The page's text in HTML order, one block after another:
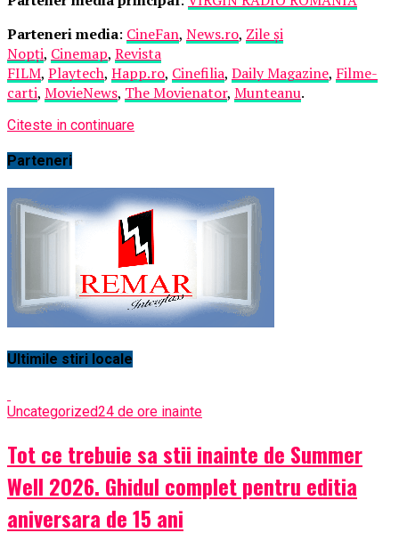
Parteneri media: CineFan, News.ro, Zile și
Nopți, Cinemap, Revista
FILM, Playtech, Happ.ro, Cinefilia, Daily Magazine, Filme-
carti, MovieNews, The Movienator, Munteanu.
Citeste in continuare
Parteneri
Ultimile stiri locale
Uncategorized24 de ore inainte
Tot ce trebuie sa stii inainte de Summer
Well 2026. Ghidul complet pentru editia
aniversara de 15 ani